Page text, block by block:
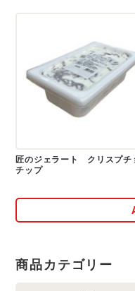
匠のジェラート クリスプチ
チップ
商品カテゴリー